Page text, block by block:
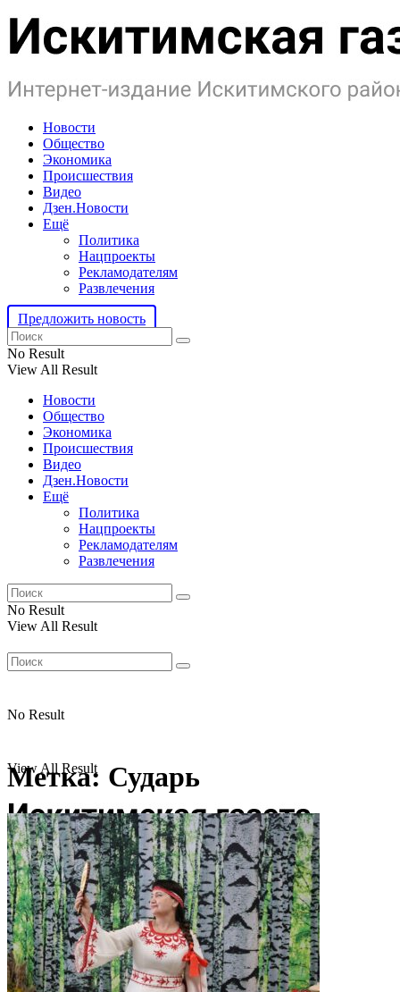
Новости
Общество
Экономика
Происшествия
Видео
Дзен.Новости
Ещё
Политика
Нацпроекты
Рекламодателям
Развлечения
Предложить новость
No Result
View All Result
Новости
Общество
Экономика
Происшествия
Видео
Дзен.Новости
Ещё
Политика
Нацпроекты
Рекламодателям
Развлечения
No Result
View All Result
No Result
View All Result
Метка: Сударь